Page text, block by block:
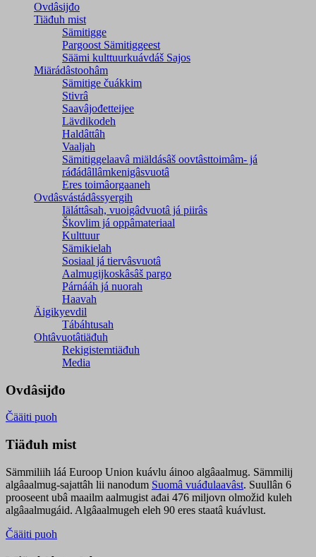
Ovdâsijđo
Tiäđuh mist
Sämitigge
Pargoost Sämitiggeest
Säämi kulttuurkuávdáš Sajos
Miärádâstoohâm
Sämitige čuákkim
Stivrâ
Saavâjođetteijee
Lävdikodeh
Haldâttâh
Vaaljah
Sämitiggelaavâ miäldásâš oovtâsttoimâm- já
ráđádâllâmkenigâsvuotâ
Eres toimâorgaaneh
Ovdâsvástádâssyergih
Iäláttâsah, vuoigâdvuotâ já piirâs
Škovlim já oppâmateriaal
Kulttuur
Sämikielah
Sosiaal já tiervâsvuotâ
Aalmugijkoskâsâš pargo
Párnááh já nuorah
Haavah
Äigikyevdil
Tábáhtusah
Ohtâvuotâtiäđuh
Rekigistemtiäđuh
Media
Ovdâsijđo
Čääiti puoh
Tiäđuh mist
Sämmiliih láá Euroop Union kuávlu áinoo algâaalmug. Sämmilij
algâaalmug-sajattâh lii nanodum Suomâ vuáđulaavâst. Suullân 6
prooseent ubâ maailm aalmugist ađai 476 miljovn olmožid kuleh
algâaalmugáid. Algâaalmugeh eleh 90 eres staatâ kuávlust.
Čääiti puoh